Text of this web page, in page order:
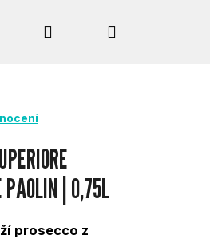
Přihlášení
PAOLIN | 0,75L
prosecco z